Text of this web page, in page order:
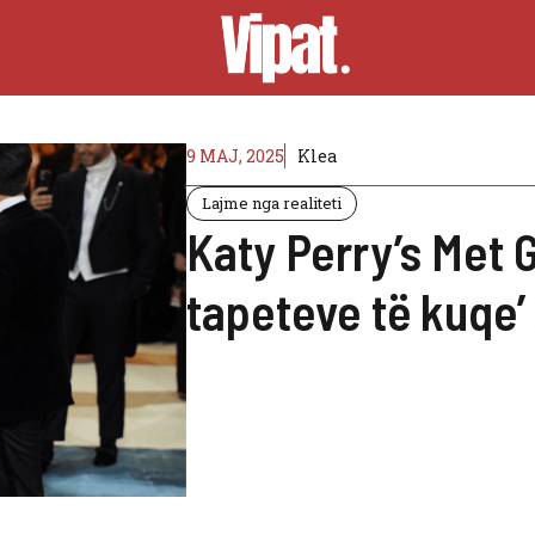
9 MAJ, 2025 Klea
Lajme nga realiteti
Katy Perry’s Met
tapeteve të